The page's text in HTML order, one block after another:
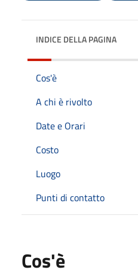
INDICE DELLA PAGINA
Cos'è
A chi è rivolto
Date e Orari
Costo
Luogo
Punti di contatto
Cos'è